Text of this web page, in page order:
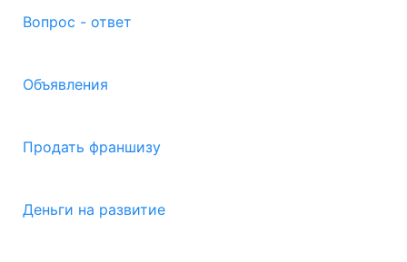
Вопрос - ответ
Объявления
Продать франшизу
Деньги на развитие